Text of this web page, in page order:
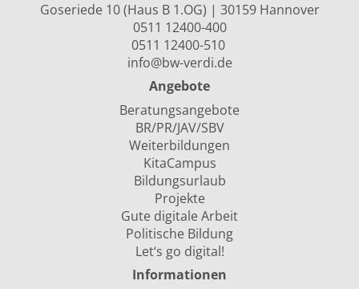
Goseriede 10 (Haus B 1.OG) | 30159 Hannover
0511 12400-400
0511 12400-510
info@bw-verdi.de
Angebote
Beratungsangebote
BR/PR/JAV/SBV
Weiterbildungen
KitaCampus
Bildungsurlaub
Projekte
Gute digitale Arbeit
Politische Bildung
Let‘s go digital!
Informationen